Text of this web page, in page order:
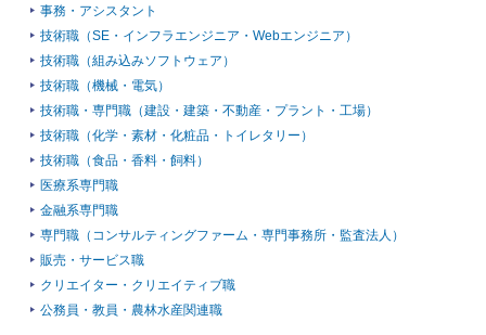
事務・アシスタント
技術職（SE・インフラエンジニア・Webエンジニア）
技術職（組み込みソフトウェア）
技術職（機械・電気）
技術職・専門職（建設・建築・不動産・プラント・工場）
技術職（化学・素材・化粧品・トイレタリー）
技術職（食品・香料・飼料）
医療系専門職
金融系専門職
専門職（コンサルティングファーム・専門事務所・監査法人）
販売・サービス職
クリエイター・クリエイティブ職
公務員・教員・農林水産関連職